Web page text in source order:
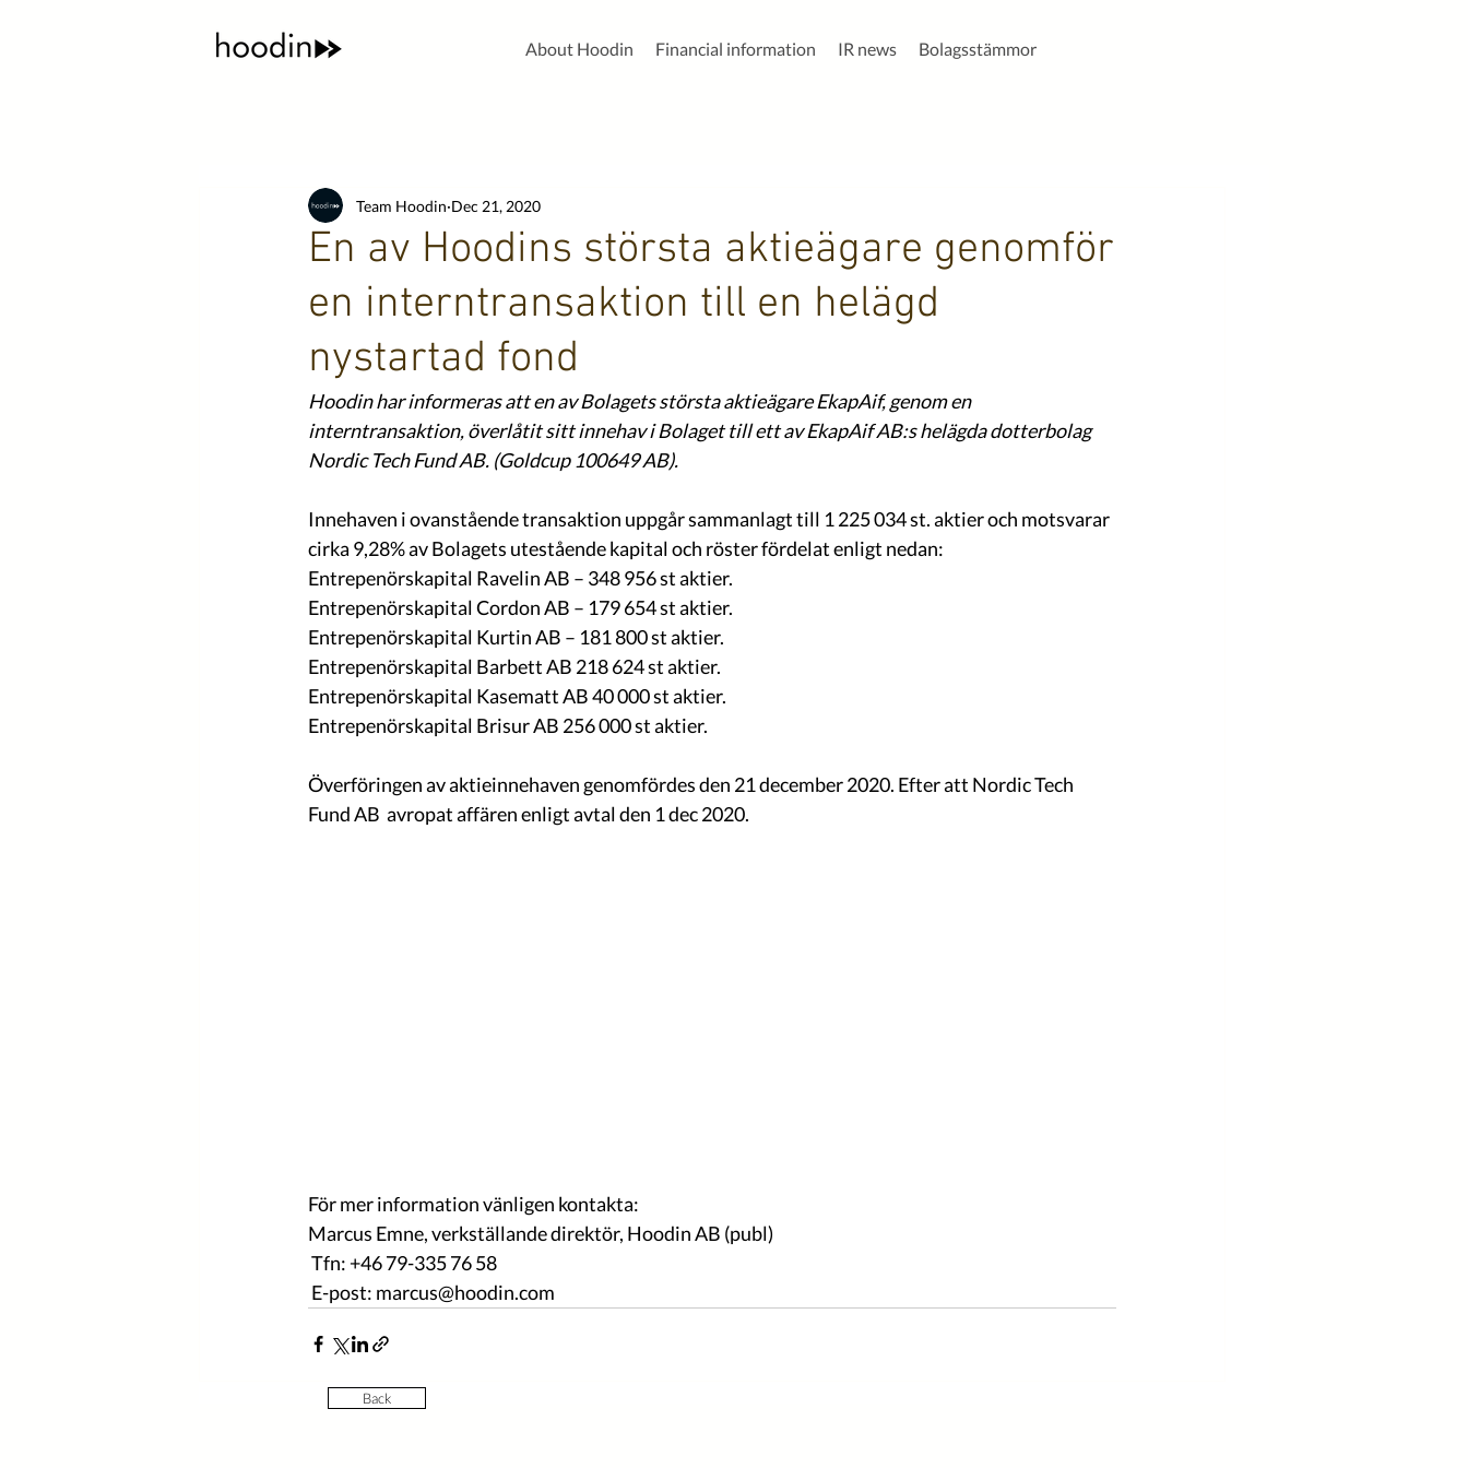
About Hoodin Financial information IR news Bolagsstämmor
En av Hoodins största aktieägare genomför
en interntransaktion till en helägd
nystartad fond
Team Hoodin Dec 21, 2020
Hoodin har informeras att en av Bolagets största aktieägare EkapAif, genom en
interntransaktion, överlåtit sitt innehav i Bolaget till ett av EkapAif AB:s helägda dotterbolag
Nordic Tech Fund AB. (Goldcup 100649 AB).
Innehaven i ovanstående transaktion uppgår sammanlagt till 1 225 034 st. aktier och motsvarar
cirka 9,28% av Bolagets utestående kapital och röster fördelat enligt nedan:
Entrepenörskapital Ravelin AB – 348 956 st aktier.
Entrepenörskapital Cordon AB – 179 654 st aktier.
Entrepenörskapital Kurtin AB – 181 800 st aktier.
Entrepenörskapital Barbett AB 218 624 st aktier.
Entrepenörskapital Kasematt AB 40 000 st aktier.
Entrepenörskapital Brisur AB 256 000 st aktier.
Överföringen av aktieinnehaven genomfördes den 21 december 2020. Efter att Nordic Tech
Fund AB  avropat affären enligt avtal den 1 dec 2020.
För mer information vänligen kontakta:
Marcus Emne, verkställande direktör, Hoodin AB (publ)
Tfn: +46 79-335 76 58
E-post: marcus@hoodin.com
Back